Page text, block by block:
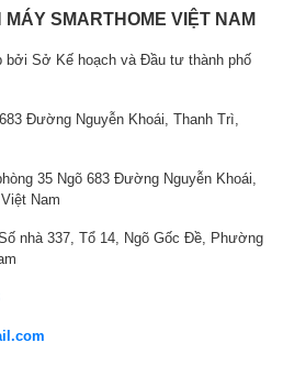
hóa sức mạnh
Toshiba nâng cao trải nghiệm chơi game
lợi thế từ các tính năng gaming như
eARC (ARC)
2, DLNA, Miracast, Content
IQ
7
,
8
.
,
7
4
0
0
₫
9
,
.
:
2
,
0
SMARTHOME VIỆT NAM
bởi Sở Kế hoạch và Đầu tư thành phố
Đường Nguyễn Khoái, Thanh Trì,
35 Ngõ 683 Đường Nguyễn Khoái,
Nam
nhà 337, Tổ 14, Ngõ Gốc Đề, Phường